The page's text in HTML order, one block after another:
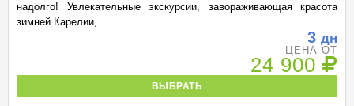
надолго! Увлекательные экскурсии, завораживающая красота
зимней Карелии, ...
3 дн
ЦЕНА ОТ
24 900
ВЫБРАТЬ